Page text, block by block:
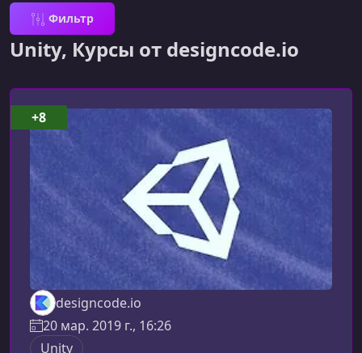
Фильтр
Unity, Курсы от designcode.io
designcode.io
20 мар. 2019 г., 16:26
Unity
+8